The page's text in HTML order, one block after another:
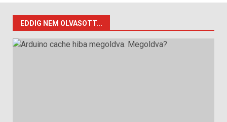
EDDIG NEM OLVASOTT...